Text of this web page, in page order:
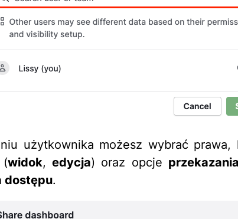
użytkownika możesz wybrać prawa,
(widok,edycja) oraz opcje
dostępu.